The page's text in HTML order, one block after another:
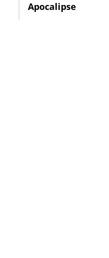
Apocalipse